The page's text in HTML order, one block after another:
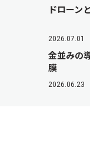
ドローン
2026.07.01
金並みの
膜
2026.06.23